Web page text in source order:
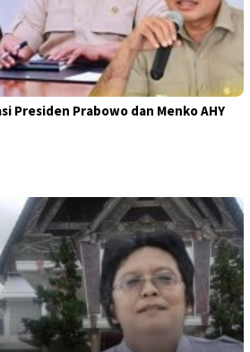
Presiden Prabowo dan Menko AHY